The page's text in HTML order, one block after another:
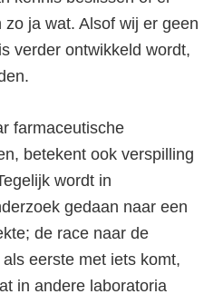
ja wat. Alsof wij er geen
verder ontwikkeld wordt,
farmaceutische
betekent ook verspilling
wordt in
gedaan naar een
de race naar de
eerste met iets komt,
in andere laboratoria